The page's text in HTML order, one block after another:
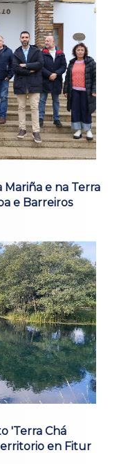
Mariña e na Terra
e Barreiros
'Terra Chá
en Fitur